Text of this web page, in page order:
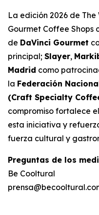
La edición 2026 de The
Gourmet Coffee Shops
de DaVinci Gourmet
principal; Slayer,
Madrid como
la Federación
(Craft Specialty
compromiso fortalece
esta iniciativa y
fuerza cultural y
Preguntas de los
Be Cooltural